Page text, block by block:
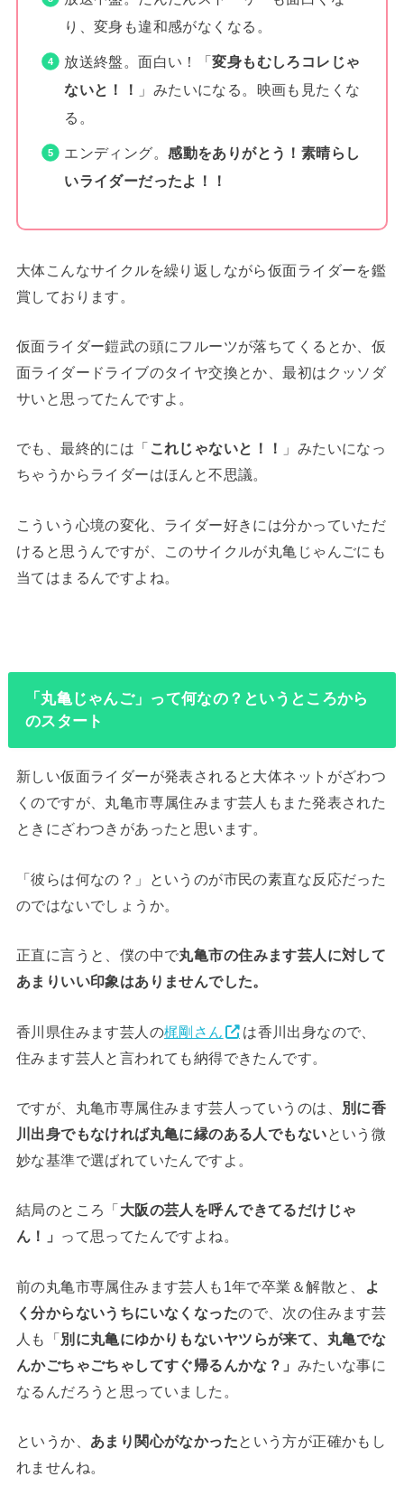
り、変身も違和感がなくなる。
放送終盤。面白い！「変身もむしろコレじゃ
ないと！！
」みたいになる。映画も見たくな
る。
エンディング。感動をありがとう！素晴らし
いライダーだったよ！！
大体こんなサイクルを繰り返しながら仮面ライダーを鑑
賞しております。
仮面ライダー鎧武の頭にフルーツが落ちてくるとか、仮
面ライダードライブのタイヤ交換とか、最初はクッソダ
サいと思ってたんですよ。
でも、最終的には「 これじゃないと！！
」みたいになっ
ちゃうからライダーはほんと不思議。
こういう心境の変化、ライダー好きには分かっていただ
けると思うんですが、このサイクルが丸亀じゃんごにも
当てはまるんですよね。
「丸亀じゃんご」って何なの？というところから
のスタート
新しい仮面ライダーが発表されると大体ネットがざわつ
くのですが、丸亀市専属住みます芸人もまた発表された
ときにざわつきがあったと思います。
「彼らは何なの？」というのが市民の素直な反応だった
のではないでしょうか。
正直に言うと、僕の中で丸亀市の住みます芸人に対して
あまりいい印象はありませんでした。
香川県住みます芸人の梶剛さん
は香川出身なので、
住みます芸人と言われても納得できたんです。
ですが、丸亀市専属住みます芸人っていうのは、
別に香
川出身でもなければ丸亀に縁のある人でもないという微
妙な基準で選ばれていたんですよ。
結局のところ「大阪の芸人を呼んできてるだけじゃ
ん！」
って思ってたんですよね。
前の丸亀市専属住みます芸人も1年で卒業＆解散と、
よ
く分からないうちにいなくなったので、次の住みます芸
人も「別に丸亀にゆかりもないヤツらが来て、丸亀でな
んかごちゃごちゃしてすぐ帰るんかな？」 みたいな事に
なるんだろうと思っていました。
というか、 あまり関心がなかったという方が正確かもし
れませんね。